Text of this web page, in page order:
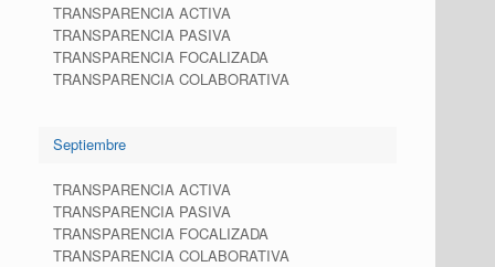
TRANSPARENCIA ACTIVA
TRANSPARENCIA PASIVA
TRANSPARENCIA FOCALIZADA
TRANSPARENCIA COLABORATIVA
Septiembre
TRANSPARENCIA ACTIVA
TRANSPARENCIA PASIVA
TRANSPARENCIA FOCALIZADA
TRANSPARENCIA COLABORATIVA